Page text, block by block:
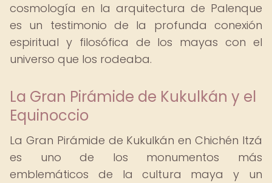
cosmología en la arquitectura de Palenque
es un testimonio de la profunda conexión
espiritual y filosófica de los mayas con el
universo que los rodeaba.
La Gran Pirámide de Kukulkán y el
Equinoccio
La Gran Pirámide de Kukulkán en Chichén Itzá
es uno de los monumentos más
emblemáticos de la cultura maya y un